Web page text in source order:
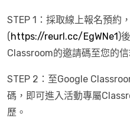
STEP 1：採取線上報名預約
(https://reurl.cc/EgWNe1)
Classroom的邀請碼至您的信
STEP 2：至Google
碼，即可進入活動專屬
歷。